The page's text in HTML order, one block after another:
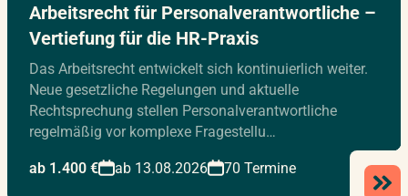
Arbeitsrecht für Personalverantwortliche –
Vertiefung für die HR-Praxis
Das Arbeitsrecht entwickelt sich kontinuierlich weiter.
Neue gesetzliche Regelungen und aktuelle
Rechtsprechung stellen Personalverantwortliche
regelmäßig vor komplexe Fragestellu…
ab 1.400 € ab 13.08.2026 70 Termine